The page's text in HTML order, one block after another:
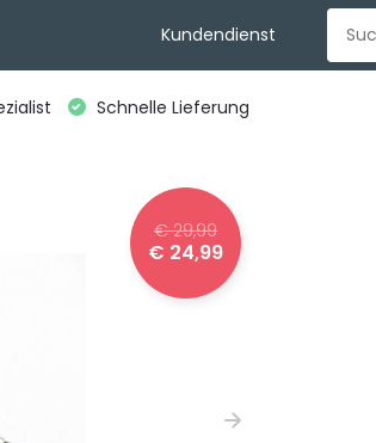
Kundendienst
Schnelle Lieferung
€ 29,99
€ 24,99